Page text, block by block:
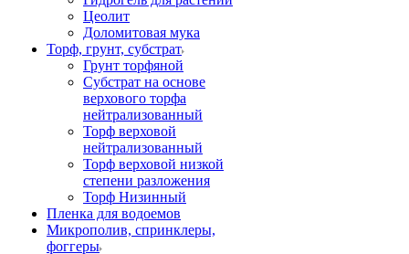
Цеолит
Доломитовая мука
Торф, грунт, субстрат
Грунт торфяной
Субстрат на основе
верхового торфа
нейтрализованный
Торф верховой
нейтрализованный
Торф верховой низкой
степени разложения
Торф Низинный
Пленка для водоемов
Микрополив, спринклеры,
фоггеры